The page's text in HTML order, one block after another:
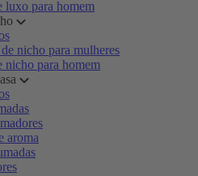
luxo para homem
nicho para mulheres
nicho para homem
aroma